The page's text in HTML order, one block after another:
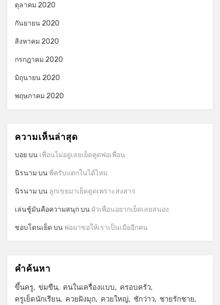
ตุลาคม 2020
กันยายน 2020
สิงหาคม 2020
กรกฎาคม 2020
มิถุนายน 2020
พฤษภาคม 2020
ความเห็นล่าสุด
บอย บน เพื่อนไม่อยู่เลยเย็ดตูดพ่อเพื่อน
นิรนาม บนพี่ครับแตกในได้ไหม
นิรนาม บน ลูกเขยมาเย็ดตูดเพราะสงสาร
เล่นชู้มันคือความสนุกบน ผัวเพื่อนอยากเย็ดเลยสนอง
ชอบโดนเย็ด บนพ่อมาขอให้เราเป็นเมียอีกคน
คำค้นหา
ขึ้นครู ข่มขืน คนในเครื่องแบบ
ครอบครัว
ครูเย็ดนักเรียน
ควยฝังมุก ควยใหญ่ ชักว่าว ชายรักชาย